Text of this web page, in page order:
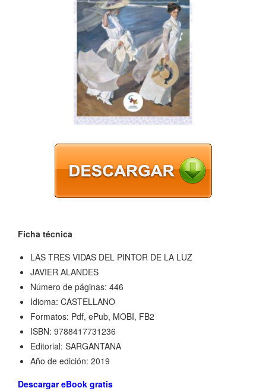
Ficha técnica
LAS TRES VIDAS DEL PINTOR DE LA LUZ
JAVIER ALANDES
Número de páginas: 446
Idioma: CASTELLANO
Formatos: Pdf, ePub, MOBI, FB2
ISBN: 9788417731236
Editorial: SARGANTANA
Año de edición: 2019
Descargar eBook gratis